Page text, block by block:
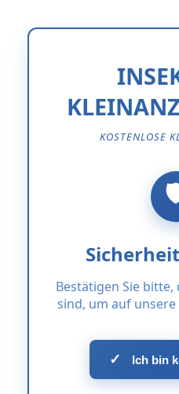
KOSTENLOSE
Bestätigen Sie bitte,
sind, um auf
✓ Ich bin